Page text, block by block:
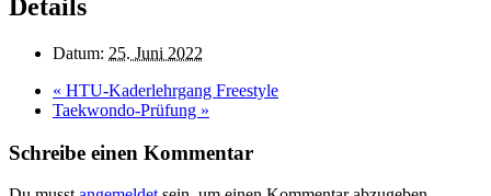
Details
Datum: 25. Juni 2022
« HTU-Kaderlehrgang Freestyle
Taekwondo-Prüfung »
Schreibe einen Kommentar